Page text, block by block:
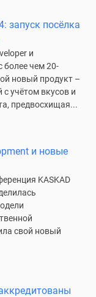
запуск посёлка
и
более чем 20-
новый продукт –
с учётом вкусов и
предвосхищая...
и новые
KASKAD
свой новый